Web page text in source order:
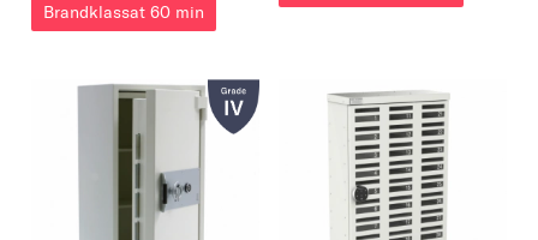
Brandklassat 60 min